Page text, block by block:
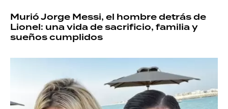
Murió Jorge Messi, el hombre detrás de
Lionel: una vida de sacrificio, familia y
sueños cumplidos